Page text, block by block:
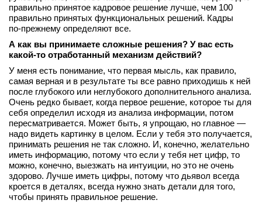
правильно принятое кадровое решение лучше, чем 100
правильно принятых функциональных решений. Кадры
по‑прежнему определяют все.
А как вы принимаете сложные решения? У вас есть
какой‑то отработанный механизм действий?
У меня есть понимание, что первая мысль, как правило,
самая верная и в результате ты все равно приходишь к ней
после глубокого или неглубокого дополнительного анализа.
Очень редко бывает, когда первое решение, которое ты для
себя определил исходя из анализа информации, потом
пересматривается. Может быть, я упрощаю, но главное —
надо видеть картинку в целом. Если у тебя это получается,
принимать решения не так сложно. И, конечно, желательно
иметь информацию, потому что если у тебя нет цифр, то
можно, конечно, выезжать на интуиции, но это не очень
здорово. Лучше иметь цифры, потому что дьявол всегда
кроется в деталях, всегда нужно знать детали для того,
чтобы принять правильное решение.